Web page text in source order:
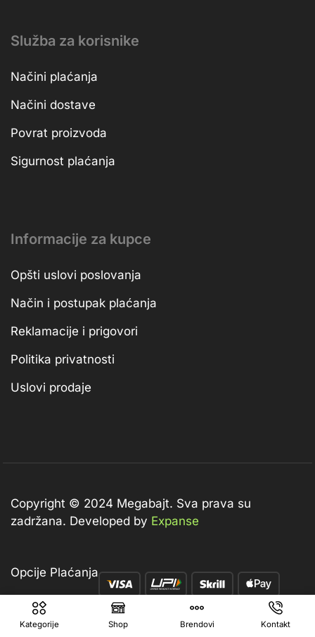
Kategorije Shop Brendovi Kontakt
Služba za korisnike
Načini plaćanja
Načini dostave
Povrat proizvoda
Sigurnost plaćanja
Informacije za kupce
Opšti uslovi poslovanja
Način i postupak plaćanja
Reklamacije i prigovori
Politika privatnosti
Uslovi prodaje
Copyright © 2024 Megabajt. Sva prava su
zadržana. Developed by Expanse
Opcije Plaćanja